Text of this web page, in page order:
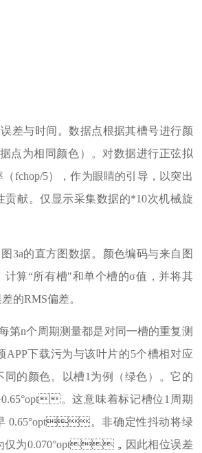
差与时间。数据点根据其槽号进行颜
为相同颜色）。对数据进行正弦拟
fchop/5），作为眼睛的引导，以突出
献。仅显示采集数据的*10次机械旋
3a的直方图数据。颜色编码与来自图
计算“所有槽"和单个槽的σ值，并将其
RMS偏差。
每第n个周期测量都是对同一槽的重复测
视频APP下载污为与该叶片的5个槽相对应
的颜色。以槽1为例（绿色）。它的
。这意味着标记槽位1周期
0.65°opt。非确定性抖动将绿
仅为0.070°opt，因此相位误差